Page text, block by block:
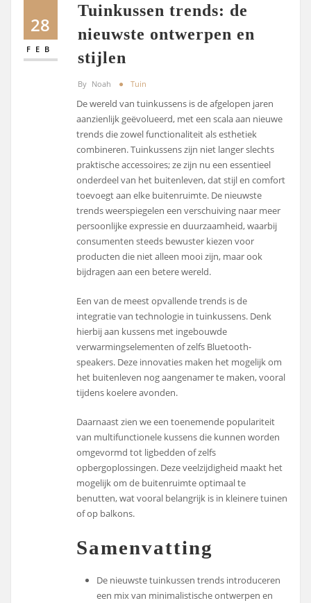
28
FEB
Tuinkussen trends: de
nieuwste ontwerpen en
stijlen
By Noah Tuin
De wereld van tuinkussens is de afgelopen jaren
aanzienlijk geëvolueerd, met een scala aan nieuwe
trends die zowel functionaliteit als esthetiek
combineren. Tuinkussens zijn niet langer slechts
praktische accessoires; ze zijn nu een essentieel
onderdeel van het buitenleven, dat stijl en comfort
toevoegt aan elke buitenruimte. De nieuwste
trends weerspiegelen een verschuiving naar meer
persoonlijke expressie en duurzaamheid, waarbij
consumenten steeds bewuster kiezen voor
producten die niet alleen mooi zijn, maar ook
bijdragen aan een betere wereld.
Een van de meest opvallende trends is de
integratie van technologie in tuinkussens. Denk
hierbij aan kussens met ingebouwde
verwarmingselementen of zelfs Bluetooth-
speakers. Deze innovaties maken het mogelijk om
het buitenleven nog aangenamer te maken, vooral
tijdens koelere avonden.
Daarnaast zien we een toenemende populariteit
van multifunctionele kussens die kunnen worden
omgevormd tot ligbedden of zelfs
opbergoplossingen. Deze veelzijdigheid maakt het
mogelijk om de buitenruimte optimaal te
benutten, wat vooral belangrijk is in kleinere tuinen
of op balkons.
Samenvatting
De nieuwste tuinkussen trends introduceren
een mix van minimalistische ontwerpen en